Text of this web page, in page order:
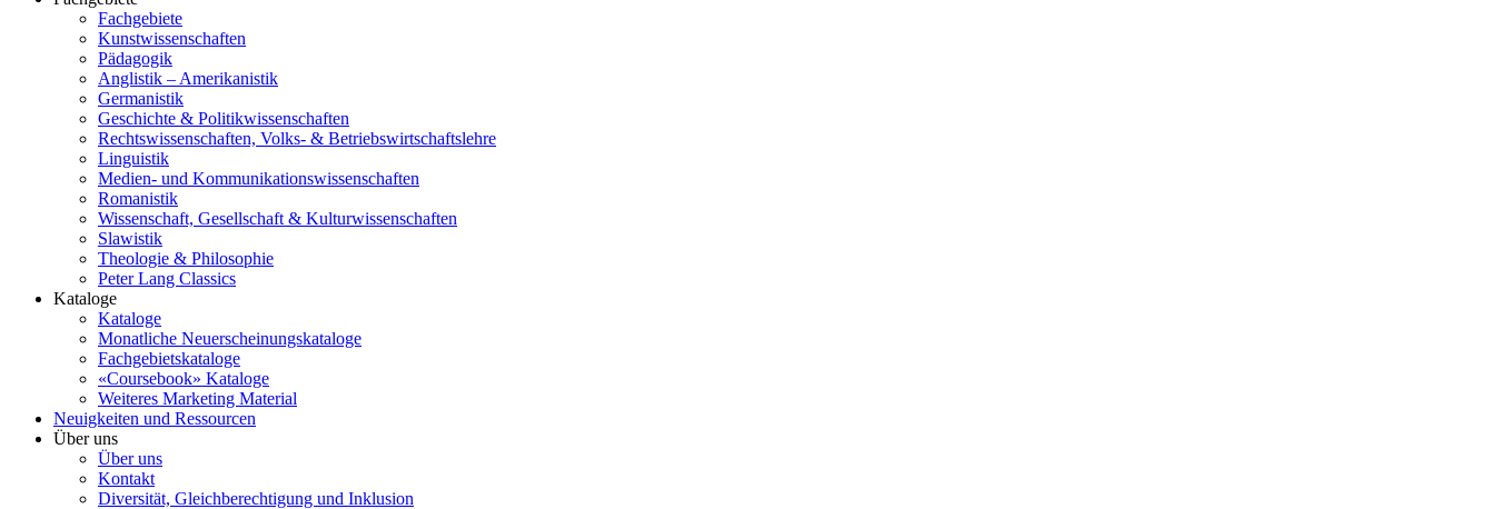
Fachgebiete
Kunstwissenschaften
Pädagogik
Anglistik – Amerikanistik
Germanistik
Geschichte & Politikwissenschaften
Rechtswissenschaften, Volks- & Betriebswirtschaftslehre
Linguistik
Medien- und Kommunikationswissenschaften
Romanistik
Wissenschaft, Gesellschaft & Kulturwissenschaften
Slawistik
Theologie & Philosophie
Peter Lang Classics
Kataloge
Kataloge
Monatliche Neuerscheinungskataloge
Fachgebietskataloge
«Coursebook» Kataloge
Weiteres Marketing Material
Neuigkeiten und Ressourcen
Über uns
Über uns
Kontakt
Diversität, Gleichberechtigung und Inklusion